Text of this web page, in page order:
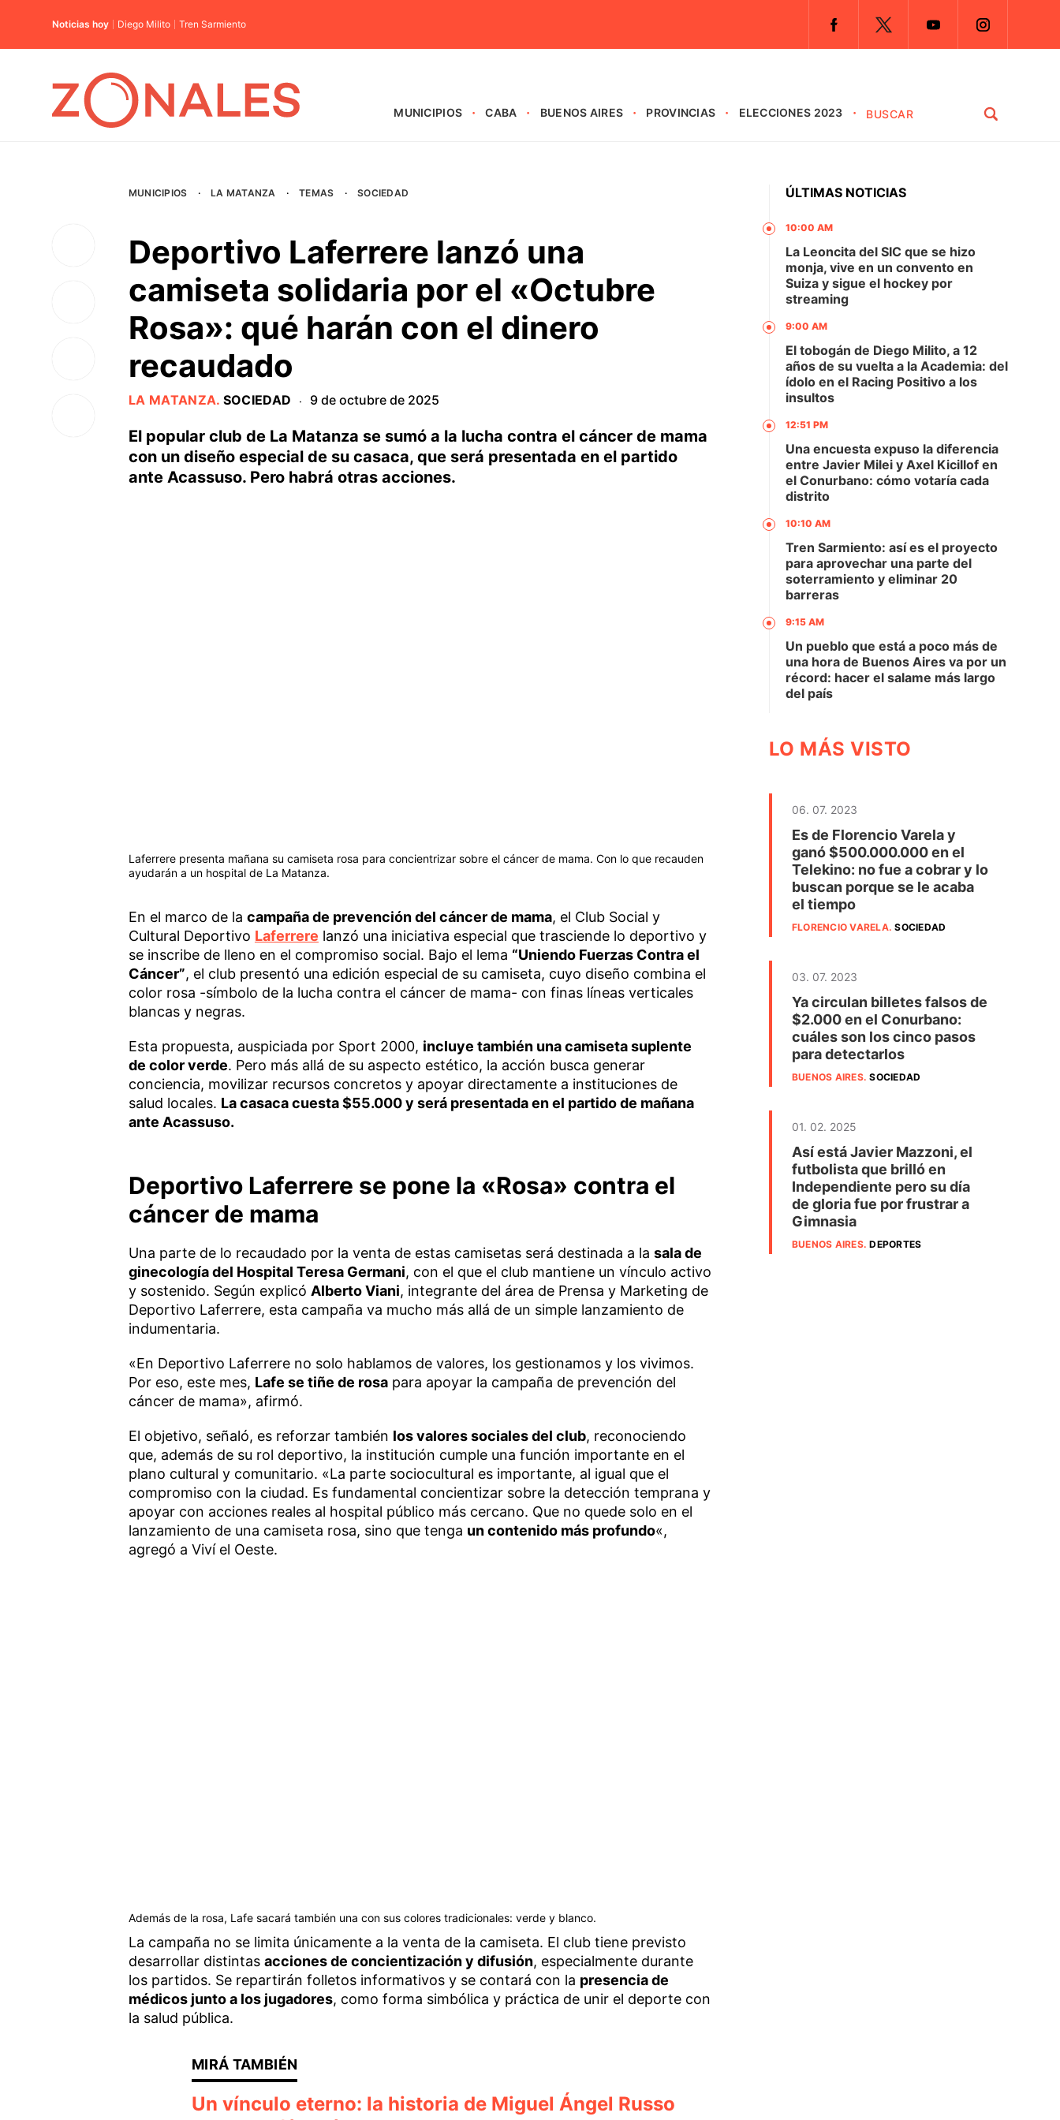
Noticias hoy Diego Milito Tren Sarmiento
MUNICIPIOS CABA BUENOS AIRES PROVINCIAS ELECCIONES 2023
MUNICIPIOS · LA MATANZA · TEMAS · SOCIEDAD
Deportivo Laferrere lanzó una
camiseta solidaria por el «Octubre
Rosa»: qué harán con el dinero
recaudado
LA MATANZA. SOCIEDAD · 9 de octubre de 2025
El popular club de La Matanza se sumó a la lucha contra el cáncer de mama
con un diseño especial de su casaca, que será presentada en el partido
ante Acassuso. Pero habrá otras acciones.
Laferrere presenta mañana su camiseta rosa para concientrizar sobre el cáncer de mama. Con lo que recauden
ayudarán a un hospital de La Matanza.
En el marco de la campaña de prevención del cáncer de mama, el Club Social y
Cultural Deportivo Laferrere lanzó una iniciativa especial que trasciende lo deportivo y
se inscribe de lleno en el compromiso social. Bajo el lema “Uniendo Fuerzas Contra el
Cáncer”, el club presentó una edición especial de su camiseta, cuyo diseño combina el
color rosa -símbolo de la lucha contra el cáncer de mama- con finas líneas verticales
blancas y negras.
Esta propuesta, auspiciada por Sport 2000, incluye también una camiseta suplente
de color verde. Pero más allá de su aspecto estético, la acción busca generar
conciencia, movilizar recursos concretos y apoyar directamente a instituciones de
salud locales. La casaca cuesta $55.000 y será presentada en el partido de mañana
ante Acassuso.
Deportivo Laferrere se pone la «Rosa» contra el
cáncer de mama
Una parte de lo recaudado por la venta de estas camisetas será destinada a la sala de
ginecología del Hospital Teresa Germani, con el que el club mantiene un vínculo activo
y sostenido. Según explicó Alberto Viani, integrante del área de Prensa y Marketing de
Deportivo Laferrere, esta campaña va mucho más allá de un simple lanzamiento de
indumentaria.
«En Deportivo Laferrere no solo hablamos de valores, los gestionamos y los vivimos.
Por eso, este mes, Lafe se tiñe de rosapara apoyar la campaña de prevención del
cáncer de mama», afirmó.
El objetivo, señaló, es reforzar también los valores sociales del club, reconociendo
que, además de su rol deportivo, la institución cumple una función importante en el
plano cultural y comunitario. «La parte sociocultural es importante, al igual que el
compromiso con la ciudad. Es fundamental concientizar sobre la detección temprana y
apoyar con acciones reales al hospital público más cercano. Que no quede solo en el
lanzamiento de una camiseta rosa, sino que tenga un contenido más profundo«,
agregó a Viví el Oeste.
Además de la rosa, Lafe sacará también una con sus colores tradicionales: verde y blanco.
La campaña no se limita únicamente a la venta de la camiseta. El club tiene previsto
desarrollar distintas acciones de concientización y difusión, especialmente durante
los partidos. Se repartirán folletos informativos y se contará con la presencia de
médicos junto a los jugadores, como forma simbólica y práctica de unir el deporte con
la salud pública.
Un vínculo eterno: la historia de Miguel Ángel Russo
ÚLTIMAS NOTICIAS
10:00 AM
La Leoncita del SIC que se hizo
monja, vive en un convento en
Suiza y sigue el hockey por
streaming
9:00 AM
El tobogán de Diego Milito, a 12
años de su vuelta a la Academia: del
ídolo en el Racing Positivo a los
insultos
12:51 PM
Una encuesta expuso la diferencia
entre Javier Milei y Axel Kicillof en
el Conurbano: cómo votaría cada
distrito
10:10 AM
Tren Sarmiento: así es el proyecto
para aprovechar una parte del
soterramiento y eliminar 20
barreras
9:15 AM
Un pueblo que está a poco más de
una hora de Buenos Aires va por un
récord: hacer el salame más largo
del país
LO MÁS VISTO
06. 07. 2023
Es de Florencio Varela y
ganó $500.000.000 en el
Telekino: no fue a cobrar y lo
buscan porque se le acaba
el tiempo
FLORENCIO VARELA.SOCIEDAD
03. 07. 2023
Ya circulan billetes falsos de
$2.000 en el Conurbano:
cuáles son los cinco pasos
para detectarlos
BUENOS AIRES.SOCIEDAD
01. 02. 2025
Así está Javier Mazzoni, el
futbolista que brilló en
Independiente pero su día
de gloria fue por frustrar a
Gimnasia
BUENOS AIRES.DEPORTES